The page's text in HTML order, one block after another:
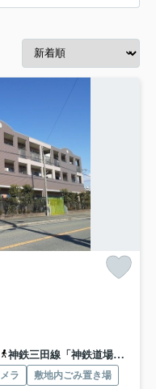
神鉄三田線「神鉄道場」駅 徒歩15分
ラ
敷地内ごみ置き場